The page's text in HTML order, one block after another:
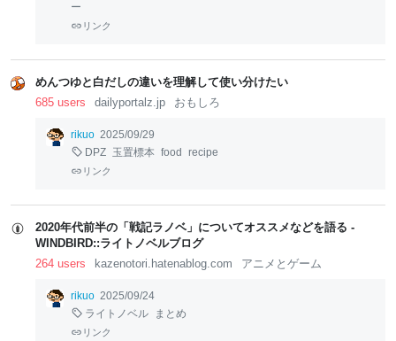
ー
リンク
めんつゆと白だしの違いを理解して使い分けたい
685 users
dailyportalz.jp おもしろ
rikuo 2025/09/29
DPZ 玉置標本 food recipe
リンク
2020年代前半の「戦記ラノベ」についてオススメなどを語る -
WINDBIRD::ライトノベルブログ
264 users
kazenotori.hatenablog.com アニメとゲーム
rikuo 2025/09/24
ライトノベル
まとめ
リンク